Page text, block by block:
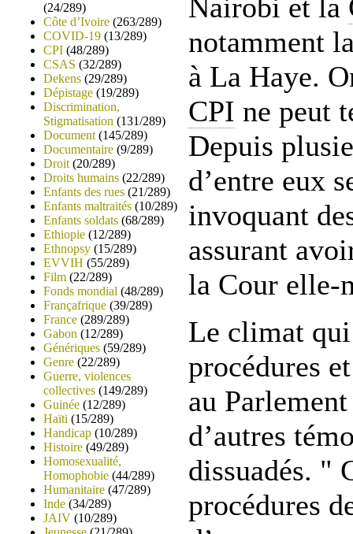
(24/289)
Côte d’Ivoire (263/289)
COVID-19 (13/289)
CPI (48/289)
CSAS (32/289)
Dekens (29/289)
Dépistage (19/289)
Discrimination,
Stigmatisation (131/289)
Document (145/289)
Documentaire (9/289)
Droit (20/289)
Droits humains (22/289)
Enfants des rues (21/289)
Enfants maltraités (10/289)
Enfants soldats (68/289)
Ethiopie (12/289)
Ethnopsy (15/289)
EVVIH (55/289)
Film (22/289)
Fonds mondial (48/289)
Françafrique (39/289)
France (289/289)
Gabon (12/289)
Génériques (59/289)
Genre (22/289)
Guerre, violences
collectives (149/289)
Guinée (12/289)
Haïti (15/289)
Handicap (10/289)
Histoire (49/289)
Homosexualité,
Homophobie (44/289)
Humanitaire (47/289)
Inde (34/289)
JAIV (10/289)
Nairobi et la
notamment
à La Haye.
CPI ne peut
Depuis
d’entre eux
invoquant
assurant
la Cour elle-
Le climat
procédures
au
d’autres
dissuadés. "
procédures